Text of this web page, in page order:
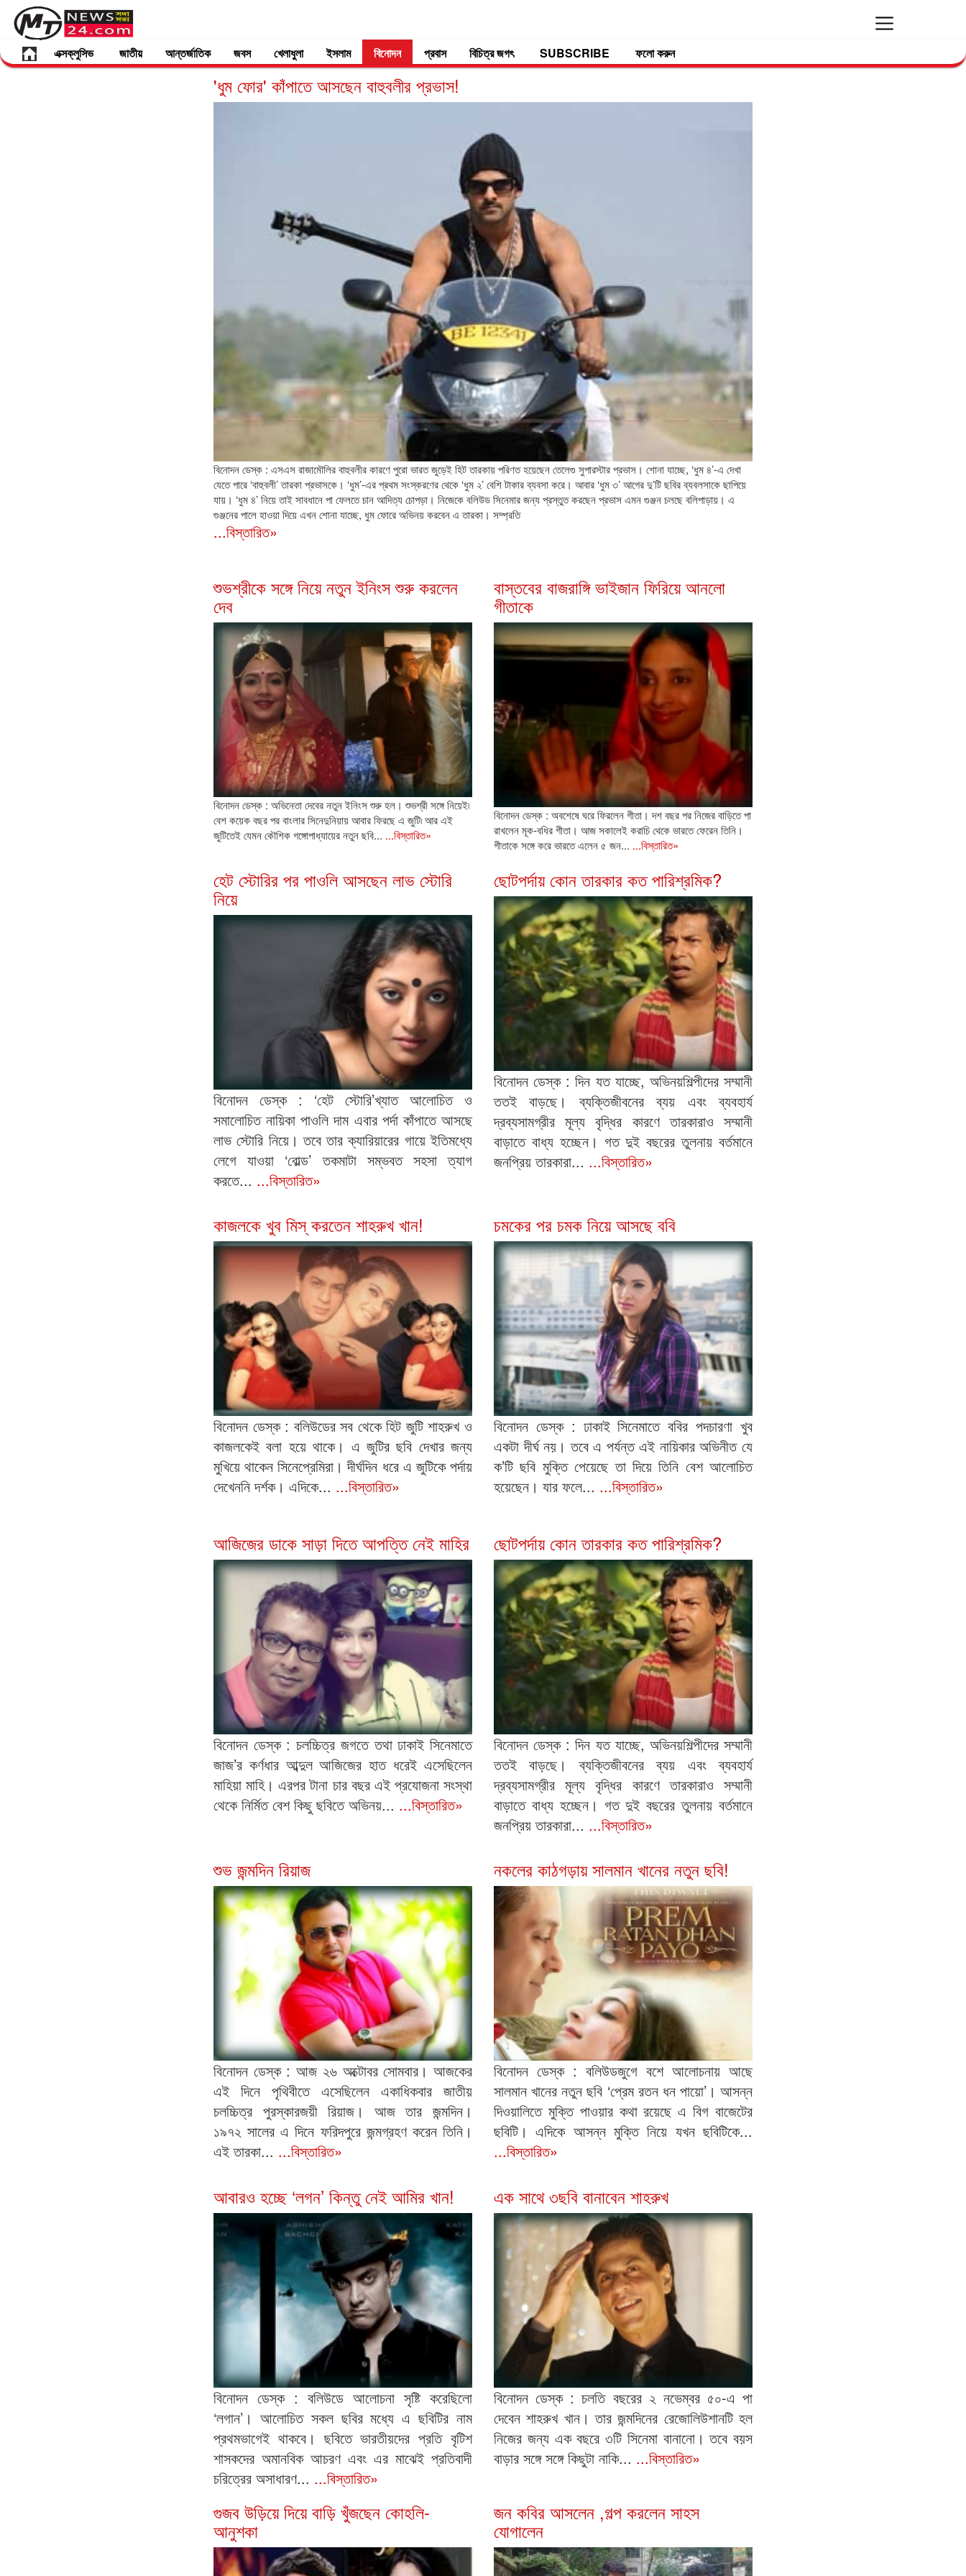
এক্সক্লুসিভ জাতীয় আন্তর্জাতিক জবস খেলাধুলা ইসলাম বিনোদন প্রবাস বিচিত্র জগৎ SUBSCRIBE ফলো করুন
'ধুম ফোর' কাঁপাতে আসছেন বাহুবলীর প্রভাস!
বিনোদন ডেস্ক : এসএস রাজামৌলির বাহুবলীর কারণে পুরো ভারত জুড়েই হিট তারকায় পরিণত হয়েছেন তেলেগু সুপারস্টার প্রভাস। শোনা যাচ্ছে, ‘ধুম ৪’-এ দেখা
যেতে পারে ‘বাহুবলী’ তারকা প্রভাসকে। ‘ধুম’-এর প্রথম সংস্করণের থেকে ‘ধুম ২’ বেশি টাকার ব্যবসা করে। আবার ‘ধুম ৩’ আগের দু’টি ছবির ব্যবলসাকে ছাপিয়ে
যায়। ‘ধুম ৪’ নিয়ে তাই সাবধানে পা ফেলতে চান আদিত্য চোপড়া। নিজেকে বলিউড সিনেমার জন্য প্রস্তুত করছেন প্রভাস এমন গুঞ্জন চলছে বলিপাড়ায়। এ
গুঞ্জনের পালে হাওয়া দিয়ে এখন শোনা যাচ্ছে, ধুম ফোরে অভিনয় করবেন এ তারকা। সম্প্রতি
...বিস্তারিত»
শুভশ্রীকে সঙ্গে নিয়ে নতুন ইনিংস শুরু করলেন
দেব
বিনোদন ডেস্ক : অভিনেতা দেবের নতুন ইনিংস শুরু হল। শুভশ্রী সঙ্গে নিয়েই৷
বেশ কয়েক বছর পর বাংলার সিনেদুনিয়ায় আবার ফিরছে এ জুটি৷ আর এই
জুটিতেই যেমন কৌশিক গঙ্গোপাধ্যায়ের নতুন ছবি... ...বিস্তারিত»
বাস্তবের বাজরাঙ্গি ভাইজান ফিরিয়ে আনলো
গীতাকে
বিনোদন ডেস্ক : অবশেষে ঘরে ফিরলেন গীতা। দশ বছর পর নিজের বাড়িতে পা
রাখলেন মূক-বধির গীতা। আজ সকালেই করাচি থেকে ভারতে ফেরেন তিনি।
গীতাকে সঙ্গে করে ভারতে এলেন ৫ জন... ...বিস্তারিত»
হেট স্টোরির পর পাওলি আসছেন লাভ স্টোরি
নিয়ে
বিনোদন ডেস্ক : ‘হেট স্টোরি’খ্যাত আলোচিত ও
সমালোচিত নায়িকা পাওলি দাম এবার পর্দা কাঁপাতে আসছে
লাভ স্টোরি নিয়ে। তবে তার ক্যারিয়ারের গায়ে ইতিমধ্যে
লেগে যাওয়া ‘বোল্ড’ তকমাটা সম্ভবত সহসা ত্যাগ
করতে... ...বিস্তারিত»
ছোটপর্দায় কোন তারকার কত পারিশ্রমিক?
বিনোদন ডেস্ক : দিন যত যাচ্ছে, অভিনয়শিল্পীদের সম্মানী
ততই বাড়ছে। ব্যক্তিজীবনের ব্যয় এবং ব্যবহার্য
দ্রব্যসামগ্রীর মূল্য বৃদ্ধির কারণে তারকারাও সম্মানী
বাড়াতে বাধ্য হচ্ছেন। গত দুই বছরের তুলনায় বর্তমানে
জনপ্রিয় তারকারা... ...বিস্তারিত»
কাজলকে খুব মিস্ করতেন শাহরুখ খান!
বিনোদন ডেস্ক : বলিউডের সব থেকে হিট জুটি শাহরুখ ও
কাজলকেই বলা হয়ে থাকে। এ জুটির ছবি দেখার জন্য
মুখিয়ে থাকেন সিনেপ্রেমিরা। দীর্ঘদিন ধরে এ জুটিকে পর্দায়
দেখেননি দর্শক। এদিকে... ...বিস্তারিত»
চমকের পর চমক নিয়ে আসছে ববি
বিনোদন ডেস্ক : ঢাকাই সিনেমাতে ববির পদচারণা খুব
একটা দীর্ঘ নয়। তবে এ পর্যন্ত এই নায়িকার অভিনীত যে
ক’টি ছবি মুক্তি পেয়েছে তা দিয়ে তিনি বেশ আলোচিত
হয়েছেন। যার ফলে... ...বিস্তারিত»
আজিজের ডাকে সাড়া দিতে আপত্তি নেই মাহির
বিনোদন ডেস্ক : চলচ্চিত্র জগতে তথা ঢাকাই সিনেমাতে
জাজ’র কর্ণধার আব্দুল আজিজের হাত ধরেই এসেছিলেন
মাহিয়া মাহি। এরপর টানা চার বছর এই প্রযোজনা সংস্থা
থেকে নির্মিত বেশ কিছু ছবিতে অভিনয়... ...বিস্তারিত»
ছোটপর্দায় কোন তারকার কত পারিশ্রমিক?
বিনোদন ডেস্ক : দিন যত যাচ্ছে, অভিনয়শিল্পীদের সম্মানী
ততই বাড়ছে। ব্যক্তিজীবনের ব্যয় এবং ব্যবহার্য
দ্রব্যসামগ্রীর মূল্য বৃদ্ধির কারণে তারকারাও সম্মানী
বাড়াতে বাধ্য হচ্ছেন। গত দুই বছরের তুলনায় বর্তমানে
জনপ্রিয় তারকারা... ...বিস্তারিত»
শুভ জন্মদিন রিয়াজ
বিনোদন ডেস্ক : আজ ২৬ অক্টোবর সোমবার। আজকের
এই দিনে পৃথিবীতে এসেছিলেন একাধিকবার জাতীয়
চলচ্চিত্র পুরস্কারজয়ী রিয়াজ। আজ তার জন্মদিন।
১৯৭২ সালের এ দিনে ফরিদপুরে জন্মগ্রহণ করেন তিনি।
এই তারকা... ...বিস্তারিত»
নকলের কাঠগড়ায় সালমান খানের নতুন ছবি!
বিনোদন ডেস্ক : বলিউডজুগে বশে আলোচনায় আছে
সালমান খানের নতুন ছবি ‘প্রেম রতন ধন পায়ো’। আসন্ন
দিওয়ালিতে মুক্তি পাওয়ার কথা রয়েছে এ বিগ বাজেটের
ছবিটি। এদিকে আসন্ন মুক্তি নিয়ে যখন ছবিটিকে...
...বিস্তারিত»
আবারও হচ্ছে ‘লগন’ কিন্তু নেই আমির খান!
বিনোদন ডেস্ক : বলিউডে আলোচনা সৃষ্টি করেছিলো
‘লগান’। আলোচিত সকল ছবির মধ্যে এ ছবিটির নাম
প্রথমভাগেই থাকবে। ছবিতে ভারতীয়দের প্রতি বৃটিশ
শাসকদের অমানবিক আচরণ এবং এর মাঝেই প্রতিবাদী
চরিত্রের অসাধারণ... ...বিস্তারিত»
এক সাথে ৩ছবি বানাবেন শাহরুখ
বিনোদন ডেস্ক : চলতি বছরের ২ নভেম্বর ৫০-এ পা
দেবেন শাহরুখ খান। তার জন্মদিনের রেজোলিউশানটি হল
নিজের জন্য এক বছরে ৩টি সিনেমা বানানো। তবে বয়স
বাড়ার সঙ্গে সঙ্গে কিছুটা নাকি... ...বিস্তারিত»
গুজব উড়িয়ে দিয়ে বাড়ি খুঁজছেন কোহলি-
আনুশকা
জন কবির আসলেন ,গল্প করলেন সাহস
যোগালেন